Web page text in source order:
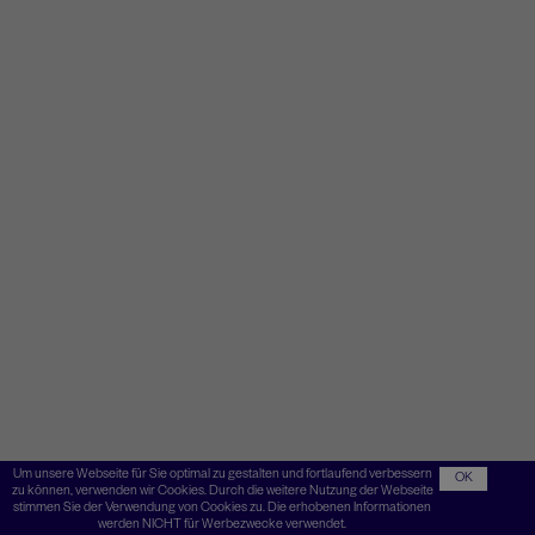
Um unsere Webseite für Sie optimal zu gestalten und fortlaufend verbessern
zu können, verwenden wir Cookies. Durch die weitere Nutzung der Webseite
stimmen Sie der Verwendung von Cookies zu. Die erhobenen Informationen
werden NICHT für Werbezwecke verwendet.
OK